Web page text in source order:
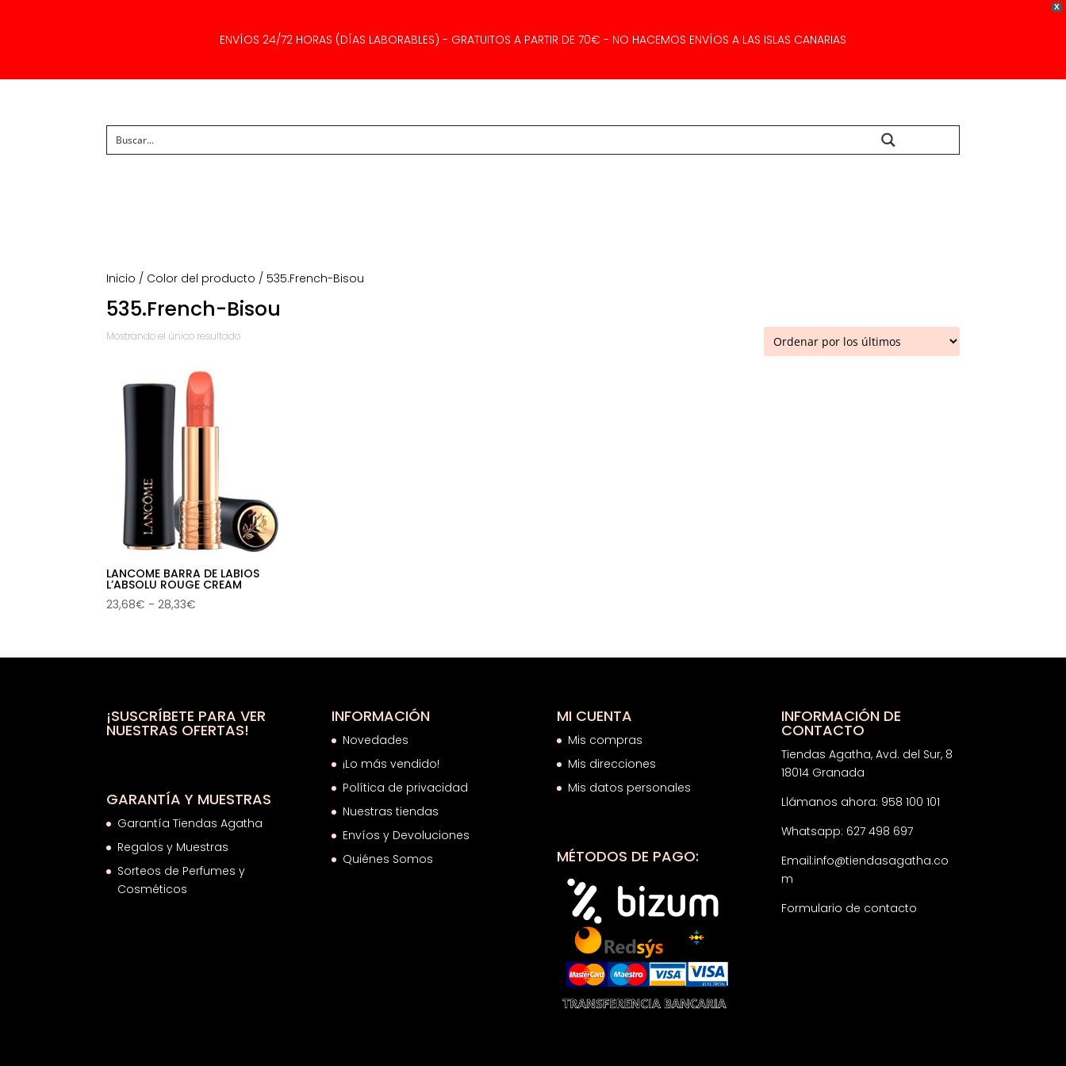
X
ENVÍOS 24/72 HORAS (DÍAS LABORABLES) - GRATUITOS A PARTIR DE 70€ - NO HACEMOS ENVÍOS A LAS ISLAS CANARIAS
Inicio / Color del producto / 535.French-Bisou
535.French-Bisou
Mostrando el único resultado
LANCOME BARRA DE LABIOS
L’ABSOLU ROUGE CREAM
23,68€ - 28,33€
desde
28,33€
¡SUSCRÍBETE PARA VER
NUESTRAS OFERTAS!
GARANTÍA Y MUESTRAS
Garantía Tiendas Agatha
Regalos y Muestras
Sorteos de Perfumes y
Cosméticos
INFORMACIÓN
Novedades
¡Lo más vendido!
Política de privacidad
Nuestras tiendas
Envíos y Devoluciones
Quiénes Somos
MI CUENTA
Mis compras
Mis direcciones
Mis datos personales
MÉTODOS DE PAGO:
INFORMACIÓN DE
CONTACTO
Tiendas Agatha, Avd. del Sur, 8
18014 Granada
Llámanos ahora: 958 100 101
Whatsapp: 627 498 697
Email:info@tiendasagatha.co
m
Formulario de contacto